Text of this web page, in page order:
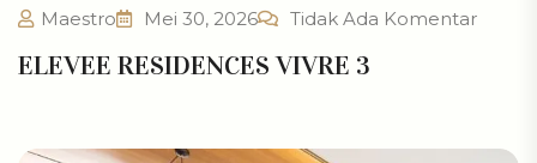
Maestro Mei 30, 2026 Tidak Ada Komentar
ELEVEE RESIDENCES VIVRE 3